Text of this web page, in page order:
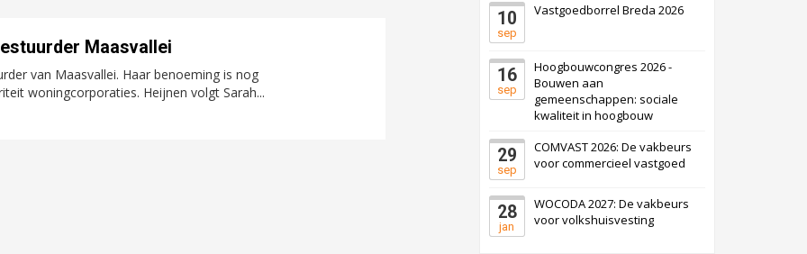
Maasvallei
van Maasvallei. Haar benoeming is nog
woningcorporaties. Heijnen volgt Sarah...
10
sep
Vastgoedborrel Breda 2026
16
sep
Hoogbouwcongres 2026 -
Bouwen aan
gemeenschappen: sociale
kwaliteit in hoogbouw
29
sep
COMVAST 2026: De vakbeurs
voor commercieel vastgoed
28
jan
WOCODA 2027: De vakbeurs
voor volkshuisvesting